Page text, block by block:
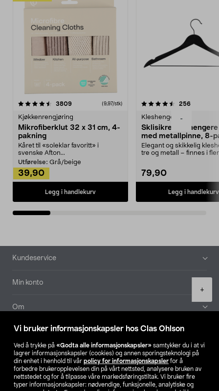
Vi bruker informasjonskapsler hos Clas Ohlson
Ved å trykke på «Godta alle informasjonskapsler» samtykker du i at vi
lagrer informasjonskapsler (cookies) og annen sporingsteknologi på
din enhet i henhold til vår policy for informasjonskapsler for å
forbedre brukeropplevelsen din på vårt nettsted, analysere bruken av
nettstedet og for å tilpasse våre markedsføringstiltak. Vi bruker fire
typer informasjonskapsler: nødvendige, funksjonelle, analytiske og
-
+
3809anmeldelser(9,97/stk)
Kjøkkenrengjøring
Mikrofiberklut 32 x 31 cm, 4-
pakning
Kåret til «soleklar favoritt» i
svenske Afton...
Utførelse: Grå/beige
39,90
Legg i handlekurv
4.5av 5 stjerner 256
Kleshengere
Sklisikre
med metallpinne, 8-
Elegant og skikkelig
tre og metall – finnes i
79,90
Legg i handlekurv
4.5av 5 stjerner
Bunntekst
Kundeservice
Min konto
Om
Aktuelt
Våre selskaper
Finn din butikk